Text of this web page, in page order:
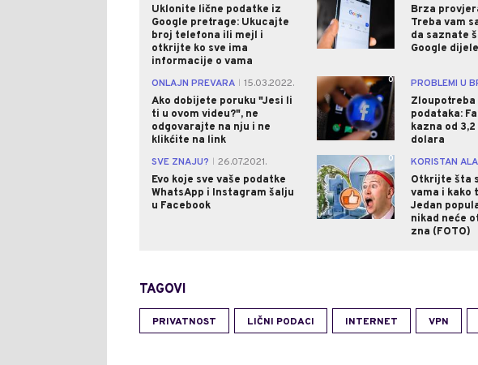
Uklonite lične podatke iz
Google pretrage: Ukucajte
broj telefona ili mejl i
otkrijte ko sve ima
informacije o vama
Brza
Treba vam
da saznate
Google
ONLAJN PREVARA
15.03.2022.
Ako dobijete poruku "Jesi li
ti u ovom videu?", ne
odgovarajte na nju i ne
klikćite na link
0
Zloupotreba
podataka:
kazna od
dolara
SVE ZNAJU?
26.07.2021.
Evo koje sve vaše podatke
WhatsApp i Instagram šalju
u Facebook
0 KORISTAN
Otkrijte šta
vama i kako
Jedan
nikad neće
zna (FOTO)
TAGOVI
PRIVATNOST LIČNI PODACI INTERNET VPN